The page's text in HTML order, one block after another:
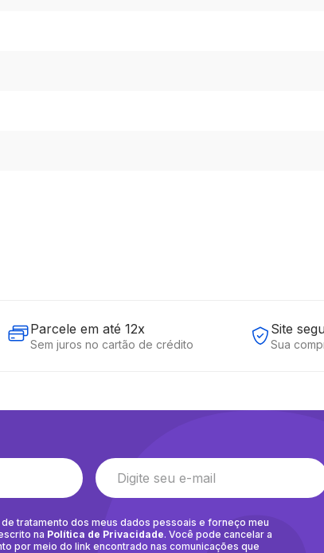
Parcele em até 12x
Sem juros no cartão de crédito
Site
Sua
tratamento dos meus dados pessoais e forneço meu
na Política de Privacidade. Você pode cancelar a
por meio do link encontrado nas comunicações que